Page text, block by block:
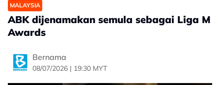
MALAYSIA
ABK dijenamakan semula sebagai Liga M
Awards
Bernama
08/07/2026 | 19:30 MYT